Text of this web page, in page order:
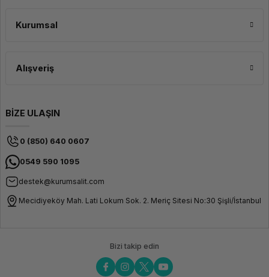
Kurumsal
Alışveriş
BİZE ULAŞIN
0 (850) 640 0607
0549 590 1095
destek@kurumsalit.com
Mecidiyeköy Mah. Lati Lokum Sok. 2. Meriç Sitesi No:30 Şişli/İstanbul
Bizi takip edin